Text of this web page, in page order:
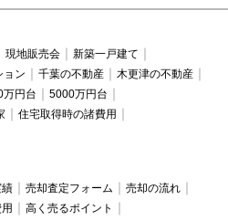
現地販売会
新築一戸建て
ョン 千葉の不動産
木更津の不動産
万円台
5000万円台
住宅取得時の諸費用
売却査定フォーム
売却の流れ
高く売るポイント